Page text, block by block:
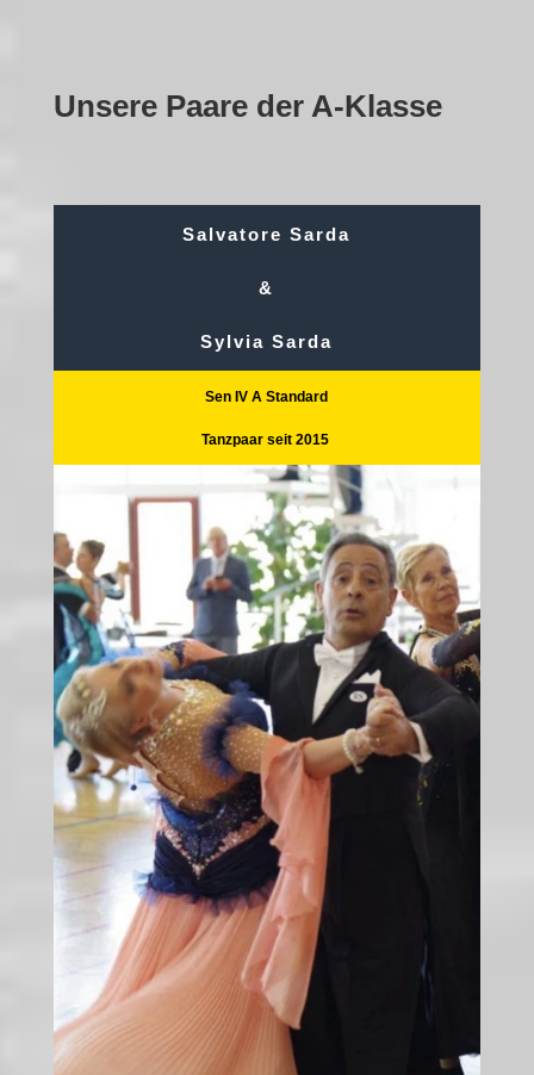
Unsere Paare der A-Klasse
Salvatore Sarda
&
Sylvia Sarda
Sen IV A Standard
Tanzpaar seit 2015